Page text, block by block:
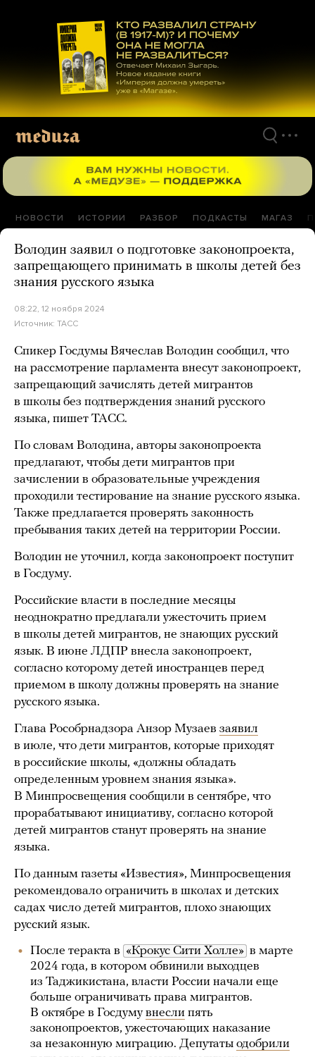
материалам
НОВОСТИ ИСТОРИИ РАЗБОР ПОДКАСТЫ МАГАЗ
Володин заявил о подготовке законопроекта,
запрещающего принимать в школы детей без
знания русского языка
08:22, 12 ноября 2024
Источник: ТАСС
Спикер Госдумы Вячеслав Володин сообщил, что
на рассмотрение парламента внесут законопроект,
запрещающий зачислять детей мигрантов
в школы без подтверждения знаний русского
языка, пишет ТАСС.
По словам Володина, авторы законопроекта
предлагают, чтобы дети мигрантов при
зачислении в образовательные учреждения
проходили тестирование на знание русского языка.
Также предлагается проверять законность
пребывания таких детей на территории России.
Володин не уточнил, когда законопроект поступит
в Госдуму.
Российские власти в последние месяцы
неоднократно предлагали ужесточить прием
в школы детей мигрантов, не знающих русский
язык. В июне ЛДПР внесла законопроект,
согласно которому детей иностранцев перед
приемом в школу должны проверять на знание
русского языка.
Глава Рособрнадзора Анзор Музаев заявил
в июле, что дети мигрантов, которые приходят
в российские школы, «должны обладать
определенным уровнем знания языка».
В Минпросвещения сообщили в сентябре, что
прорабатывают инициативу, согласно которой
детей мигрантов станут проверять на знание
языка.
По данным газеты «Известия», Минпросвещения
рекомендовало ограничить в школах и детских
садах число детей мигрантов, плохо знающих
русский язык.
После теракта в «Крокус Сити Холле» в марте
2024 года, в котором обвинили выходцев
из Таджикистана, власти России начали еще
больше ограничивать права мигрантов.
В октябре в Госдумувнесли пять
законопроектов, ужесточающих наказание
за незаконную миграцию. Депутаты одобрили